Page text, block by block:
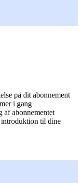
på dit abonnement
i gang
af abonnementet
til dine